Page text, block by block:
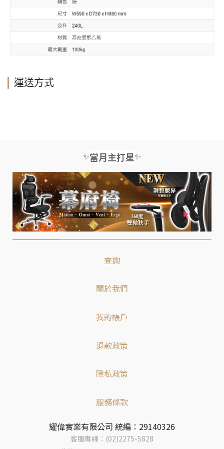
運送方式
✨當月主打星✨
查詢
關於我們
我的帳戶
退款政策
隱私政策
服務條款
耀偉實業有限公司 統編：29140326
客服專線：(02)2275-5828